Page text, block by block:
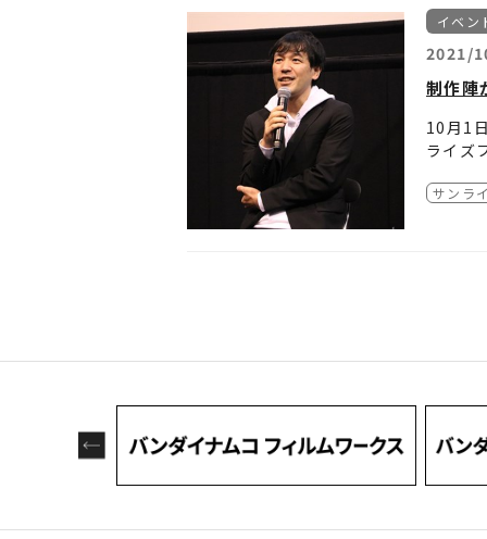
点で最
んじゃ
「
那監督
て、
のワー
お願
と、今
そし
丸 －
詳細は
最後に
池谷
2021年
2021年
2021年
2021
2021
2021年
2021
イベン
2021/
制作陣
10月1
ライズ
第22話
サンラ